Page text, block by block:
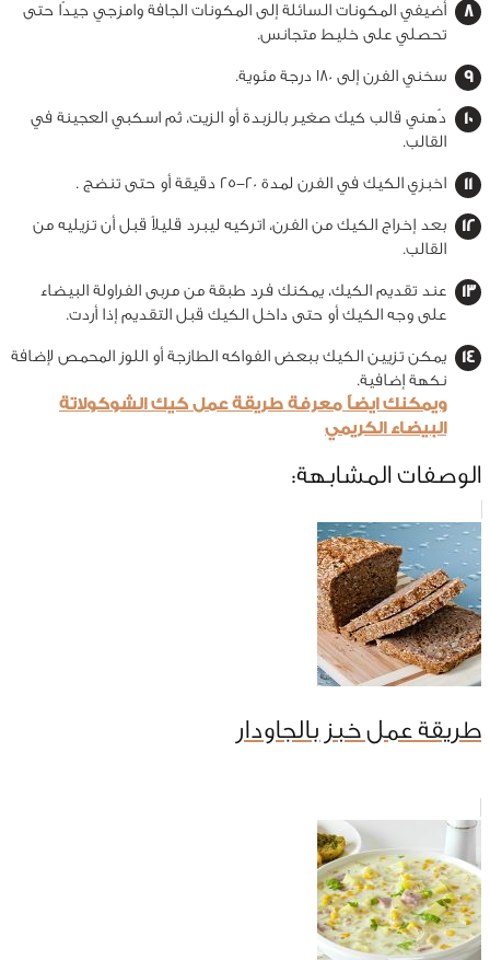
أضيفي المكونات السائلة إلى المكونات الجافة وامزجي جيدًا حتى
تحصلي على خليط متجانس.
سخني الفرن إلى 180 درجة مئوية.
دُهني قالب كيك صغير بالزبدة أو الزيت، ثم اسكبي العجينة في
القالب.
اخبزي الكيك في الفرن لمدة 20-25 دقيقة أو حتى تنضج .
بعد إخراج الكيك من الفرن، اتركيه ليبرد قليلاً قبل أن تزيليه من
القالب.
عند تقديم الكيك، يمكنك فرد طبقة من مربى الفراولة البيضاء
على وجه الكيك أو حتى داخل الكيك قبل التقديم إذا أردت.
يمكن تزيين الكيك ببعض الفواكه الطازجة أو اللوز المحمص لإضافة
نكهة إضافية.
ويمكنك ايضاً معرفة طريقة عمل كيك الشوكولاتة
البيضاء الكريمي
الوصفات المشابهة:
طريقة عمل خبز بالجاودار